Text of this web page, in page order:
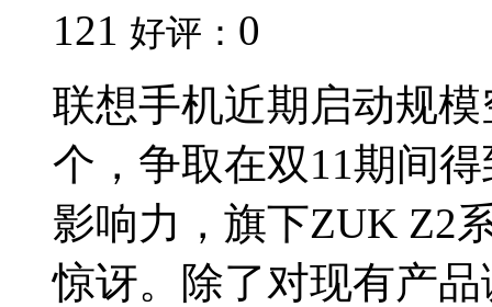
121 好评： 0
联想手机近期启动规
个，争取在双11期间
影响力，旗下ZUK Z2
惊讶。除了对现有产